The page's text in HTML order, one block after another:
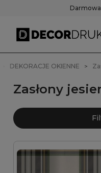
DEKORACJE OKIENNE
Zasłony